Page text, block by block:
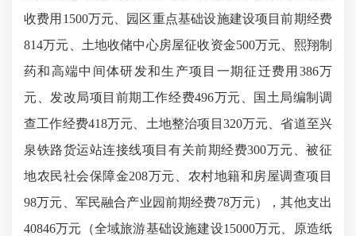
收费用1500万元、园区重点基础设施建设项目前期经费
814万元、土地收储中心房屋征收资金500万元、熙翔制
药和高端中间体研发和生产项目一期征迁费用386万
元、发改局项目前期工作经费496万元、国土局编制调
查工作经费418万元、土地整治项目320万元、省道至兴
泉铁路货运站连接线项目有关前期经费300万元、被征
地农民社会保障金208万元、农村地籍和房屋调查项目
98万元、军民融合产业园前期经费78万元），其他支出
40846万元（全域旅游基础设施建设15000万元、原造纸